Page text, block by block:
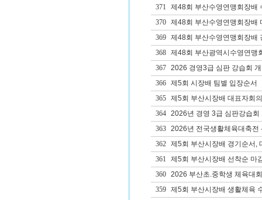
371
제48회 부산수영연맹회장배
370
제48회 부산수영연맹회장배
369
제48회 부산수영연맹회장배
368
제48회 부산광역시수영연맹
367
2026 경영3급 심판 강습회
366
제5회 시장배 팀별 입장순서
365
제5회 부산시장배 대표자회
364
2026년 경영 3급 심판강습회
363
2026년 전국생활체육대축전
362
제5회 부산시장배 경기순서,
361
제5회 부산시장배 선착순 마
360
2026 부산초.중학생 체육대
359
제5회 부산시장배 생활체육